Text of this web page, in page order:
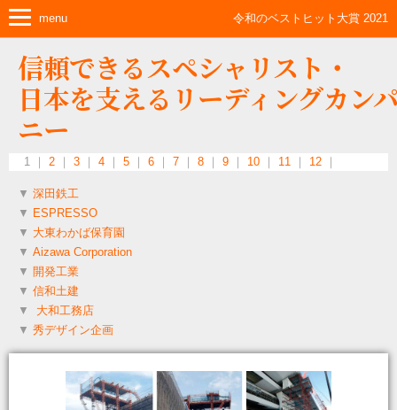
menu 令和のベストヒット大賞 2021
信頼できるスペシャリスト・
日本を支えるリーディングカン
ニー
1 ｜ 2 3 4 5 6 7 8 9 10 11 12
▼ 深田鉄工
▼ ESPRESSO
▼ 大東わかば保育園
▼ Aizawa Corporation
▼ 開発工業
▼ 信和土建
▼
大和工務店
▼ 秀デザイン企画